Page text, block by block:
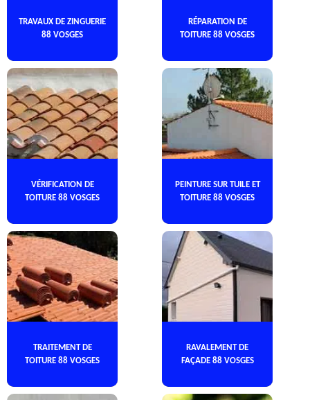
TRAVAUX DE ZINGUERIE
88 VOSGES
RÉPARATION DE
TOITURE 88 VOSGES
VÉRIFICATION DE
TOITURE 88 VOSGES
PEINTURE SUR TUILE ET
TOITURE 88 VOSGES
TRAITEMENT DE
TOITURE 88 VOSGES
RAVALEMENT DE
FAÇADE 88 VOSGES